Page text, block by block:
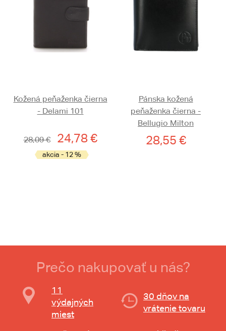
Kožená peňaženka čierna
- Delami 101
28,09 € 24,78 €
akcia - 12 %
Pánska kožená
peňaženka čierna -
Bellugio Milton
28,55 €
Prečo nakupovať u nás?
11
výdajných
miest
30 dňov na
vrátenie tovaru